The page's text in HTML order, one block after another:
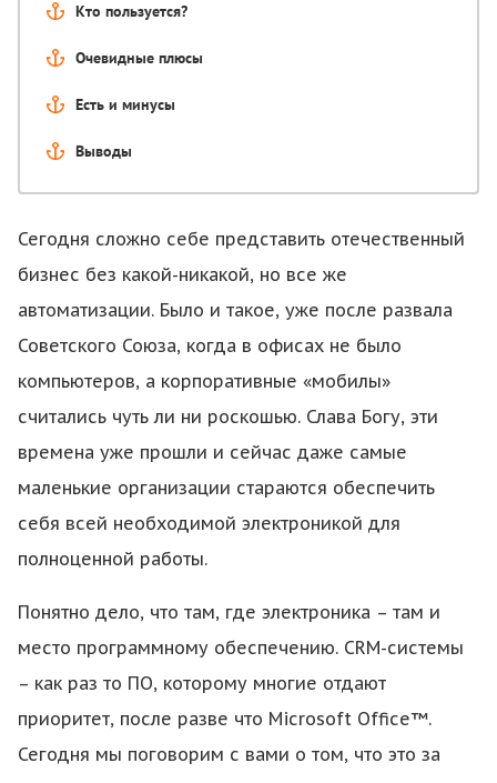
Кто пользуется?
Очевидные плюсы
Есть и минусы
Выводы
Сегодня сложно себе представить отечественный
бизнес без какой-никакой, но все же
автоматизации. Было и такое, уже после развала
Советского Союза, когда в офисах не было
компьютеров, а корпоративные «мобилы»
считались чуть ли ни роскошью. Слава Богу, эти
времена уже прошли и сейчас даже самые
маленькие организации стараются обеспечить
себя всей необходимой электроникой для
полноценной работы.
Понятно дело, что там, где электроника – там и
место программному обеспечению. CRM-системы
– как раз то ПО, которому многие отдают
приоритет, после разве что Microsoft Office™.
Сегодня мы поговорим с вами о том, что это за